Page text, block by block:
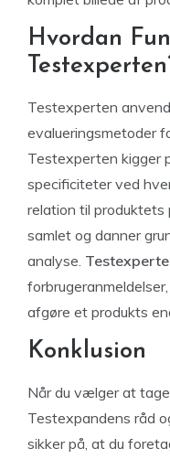
Hvordan
Testexperten
evalueringsmetoder
Testexperten kigger
specificiteter ved
relation til
samlet og danner
analyse.
afgøre et produkts
Konklusion
Når du vælger at
Testexpandens råd
sikker på, at du